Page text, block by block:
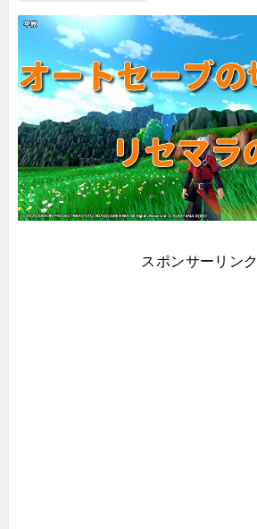
スポンサーリンク